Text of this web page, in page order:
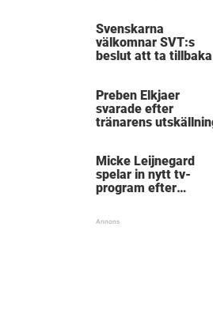
Svenskarna
välkomnar SVT:s
beslut att ta tillbaka
Preben Elkjaer
svarade efter
tränarens
Micke Leijnegard
spelar in nytt tv-
program efter